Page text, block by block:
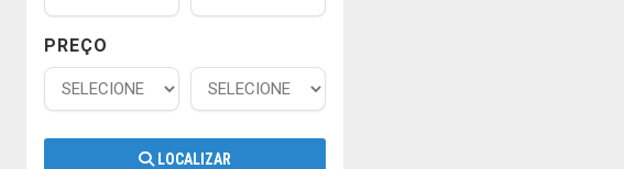
PREÇO
LOCALIZAR